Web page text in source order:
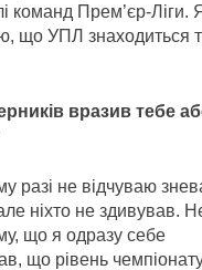
команд Прем’єр-Ліги.
що УПЛ знаходиться
вразив тебе
разі не відчуваю
ніхто не здивував.
що я одразу себе
що рівень